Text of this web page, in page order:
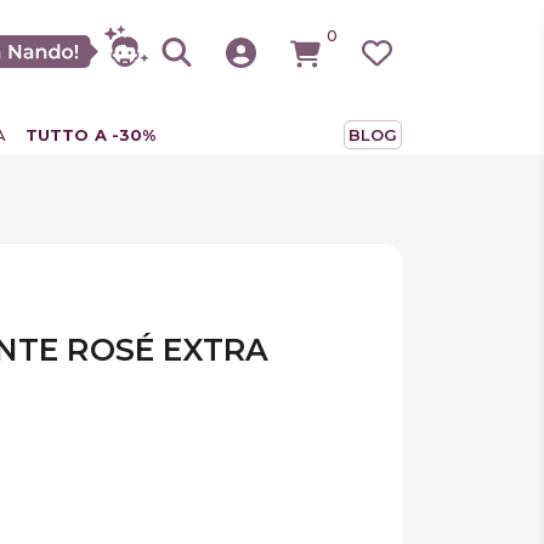
0
TUTTO A -30% BLOG
ROSÉ EXTRA